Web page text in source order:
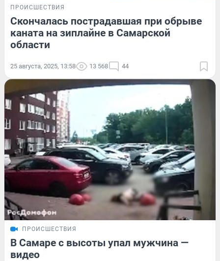
ПРОИСШЕСТВИЯ
Скончалась пострадавшая при обрыве
каната на зиплайне в Самарской
области
25 августа, 2025, 13:58 13 568 44
ПРОИСШЕСТВИЯ
В Самаре с высоты упал мужчина —
видео